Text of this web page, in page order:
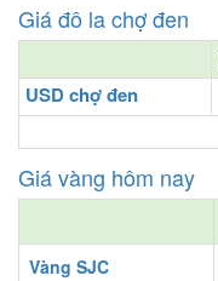
Giá đô la chợ đen
USD chợ đen
Giá vàng hôm nay
Vàng SJC